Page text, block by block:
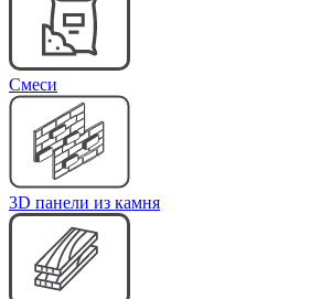
Cмеси
3D панели из камня